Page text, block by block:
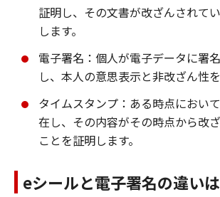
証明し、その文書が改ざんされて
します。
電子署名：個人が電子データに署
し、本人の意思表示と非改ざん性を
タイムスタンプ：ある時点におい
在し、その内容がその時点から改
ことを証明します。
eシールと電子署名の違い